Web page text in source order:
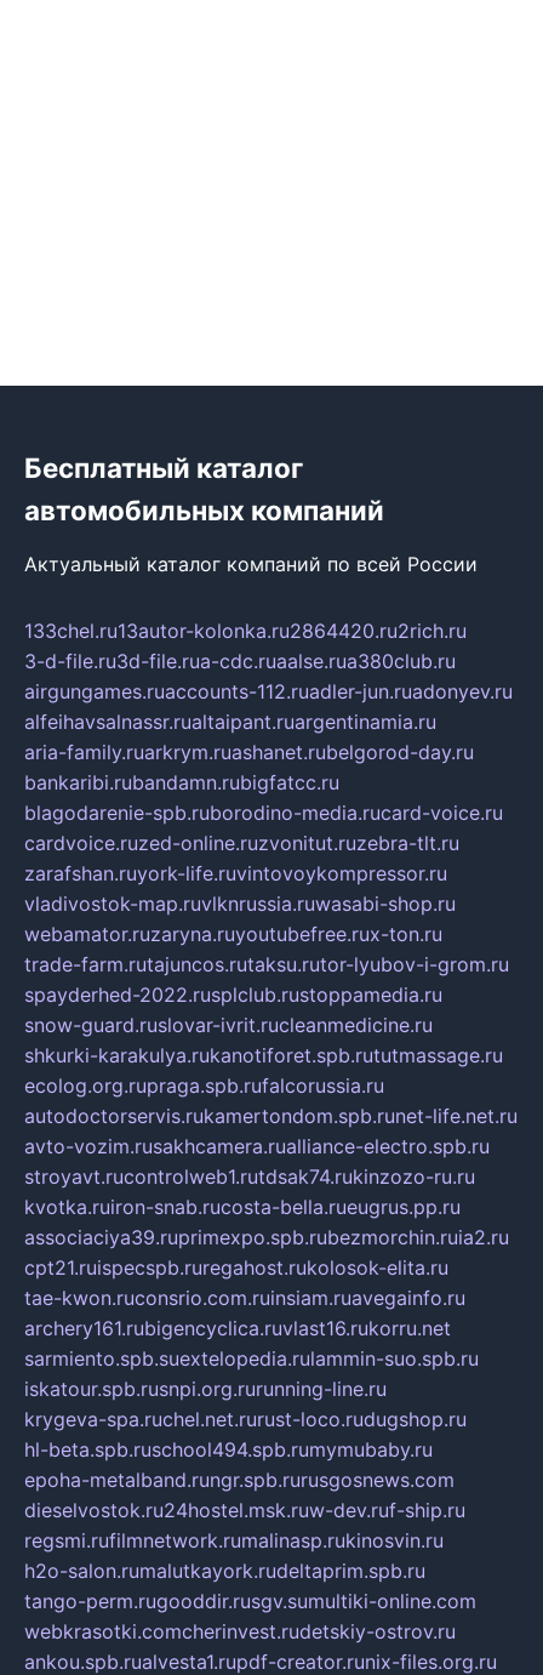
Бесплатный каталог
автомобильных компаний
Актуальный каталог компаний по всей России
133chel.ru13autor-kolonka.ru2864420.ru2rich.ru
3-d-file.ru3d-file.rua-cdc.ruaalse.rua380club.ru
airgungames.ruaccounts-112.ruadler-jun.ruadonyev.ru
alfeihavsalnassr.rualtaipant.ruargentinamia.ru
aria-family.ruarkrym.ruashanet.rubelgorod-day.ru
bankaribi.rubandamn.rubigfatcc.ru
blagodarenie-spb.ruborodino-media.rucard-voice.ru
cardvoice.ruzed-online.ruzvonitut.ruzebra-tlt.ru
zarafshan.ruyork-life.ruvintovoykompressor.ru
vladivostok-map.ruvlknrussia.ruwasabi-shop.ru
webamator.ruzaryna.ruyoutubefree.rux-ton.ru
trade-farm.rutajuncos.rutaksu.rutor-lyubov-i-grom.ru
spayderhed-2022.rusplclub.rustoppamedia.ru
snow-guard.ruslovar-ivrit.rucleanmedicine.ru
shkurki-karakulya.rukanotiforet.spb.rututmassage.ru
ecolog.org.rupraga.spb.rufalcorussia.ru
autodoctorservis.rukamertondom.spb.runet-life.net.ru
avto-vozim.rusakhcamera.rualliance-electro.spb.ru
stroyavt.rucontrolweb1.rutdsak74.rukinzozo-ru.ru
kvotka.ruiron-snab.rucosta-bella.rueugrus.pp.ru
associaciya39.ruprimexpo.spb.rubezmorchin.ruia2.ru
cpt21.ruispecspb.ruregahost.rukolosok-elita.ru
tae-kwon.ruconsrio.com.ruinsiam.ruavegainfo.ru
archery161.rubigencyclica.ruvlast16.rukorru.net
sarmiento.spb.suextelopedia.rulammin-suo.spb.ru
iskatour.spb.rusnpi.org.rurunning-line.ru
krygeva-spa.ruchel.net.rurust-loco.rudugshop.ru
hl-beta.spb.ruschool494.spb.rumymubaby.ru
epoha-metalband.rungr.spb.rurusgosnews.com
dieselvostok.ru24hostel.msk.ruw-dev.ruf-ship.ru
regsmi.rufilmnetwork.rumalinasp.rukinosvin.ru
h2o-salon.rumalutkayork.rudeltaprim.spb.ru
tango-perm.rugooddir.rusgv.sumultiki-online.com
webkrasotki.comcherinvest.rudetskiy-ostrov.ru
ankou.spb.rualvesta1.rupdf-creator.runix-files.org.ru